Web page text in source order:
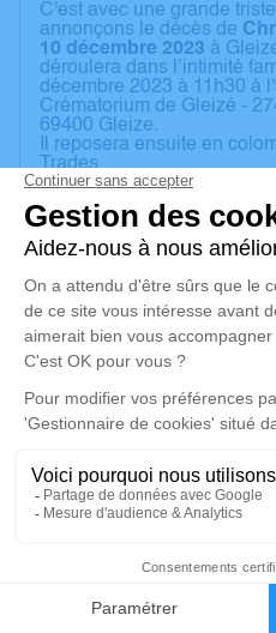
Faire-part
C'est avec une grande
annonçons le décès de
10 décembre 2023 à
déroulera dans l’intimité
décembre 2023 à 11h30 à
Crématorium de Gleizé -
69400 Gleize.
Il reposera ensuite en
Trades.
Pas de fleur ni plaque
Nous vous remercions du
période difficile.
A l'issue de la cérémonie
salle des fêtes de
Un service de plantation
disponible ici.
Cérémonie civile
Crématorium de
2740, Route de
69400 Gleize